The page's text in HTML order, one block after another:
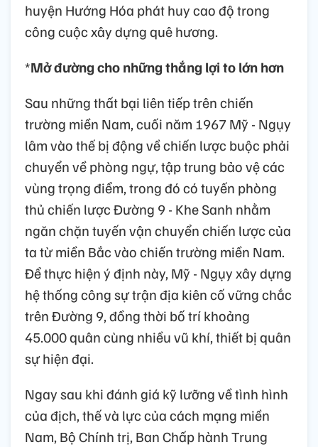
huyện Hướng Hóa phát huy cao độ trong
công cuộc xây dựng quê hương.
*Mở đường cho những thắng lợi to lớn hơn
Sau những thất bại liên tiếp trên chiến
trường miền Nam, cuối năm 1967 Mỹ - Ngụy
lâm vào thế bị động về chiến lược buộc phải
chuyển về phòng ngự, tập trung bảo vệ các
vùng trọng điểm, trong đó có tuyến phòng
thủ chiến lược Đường 9 - Khe Sanh nhằm
ngăn chặn tuyến vận chuyển chiến lược của
ta từ miền Bắc vào chiến trường miền Nam.
Để thực hiện ý định này, Mỹ - Ngụy xây dựng
hệ thống công sự trận địa kiên cố vững chắc
trên Đường 9, đồng thời bố trí khoảng
45.000 quân cùng nhiều vũ khí, thiết bị quân
sự hiện đại.
Ngay sau khi đánh giá kỹ lưỡng về tình hình
của địch, thế và lực của cách mạng miền
Nam, Bộ Chính trị, Ban Chấp hành Trung